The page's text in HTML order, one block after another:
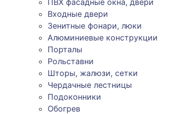
Входные двери
Зенитные фонари, люки
Алюминиевые конструкции
Порталы
Рольставни
Шторы, жалюзи, сетки
Чердачные лестницы
Подоконники
Обогрев